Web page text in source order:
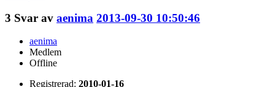
3 Svar av aenima 2013-09-30 10:50:46
aenima
Medlem
Offline
Registrerad: 2010-01-16